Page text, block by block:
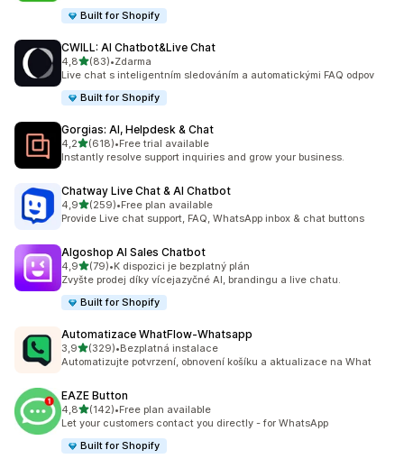
Built for Shopify
CWILL: AI Chatbot&Live Chat
4,8z 5 hvězd
(83)
Celkový počet recenzí: 83
•Zdarma
Live chat s inteligentním sledováním a automatickými FAQ odpov
Built for Shopify
Gorgias: AI, Helpdesk & Chat
4,2z 5 hvězd
(618)
Celkový počet recenzí: 618
•Free trial available
Instantly resolve support inquiries and grow your business.
Chatway Live Chat & AI Chatbot
4,9z 5 hvězd
(259)
Celkový počet recenzí: 259
•Free plan available
Provide Live chat support, FAQ, WhatsApp inbox & chat buttons
Algoshop AI Sales Chatbot
4,9z 5 hvězd
(79)
Celkový počet recenzí: 79
•K dispozici je bezplatný plán
Zvyšte prodej díky vícejazyčné AI, brandingu a live chatu.
Built for Shopify
Automatizace WhatFlow‑Whatsapp
3,9z 5 hvězd
(329)
Celkový počet recenzí: 329
•Bezplatná instalace
Automatizujte potvrzení, obnovení košíku a aktualizace na What
EAZE Button
4,8z 5 hvězd
(142)
Celkový počet recenzí: 142
•Free plan available
Let your customers contact you directly - for WhatsApp
Built for Shopify